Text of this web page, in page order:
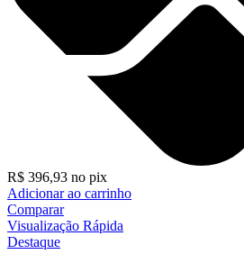
R$ 396,93 no pix
Adicionar ao carrinho
Comparar
Visualização Rápida
Destaque